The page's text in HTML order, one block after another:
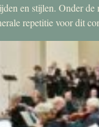
en stijlen. Onder
repetitie voor dit